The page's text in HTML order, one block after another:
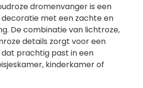
dromenvanger is een
met een zachte en
De combinatie van lichtroze,
details zorgt voor een
prachtig past in een
kinderkamer of